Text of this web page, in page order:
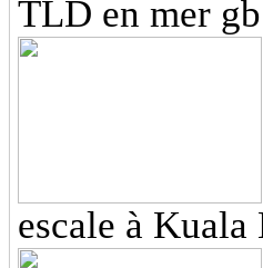
TLD en mer
escale à